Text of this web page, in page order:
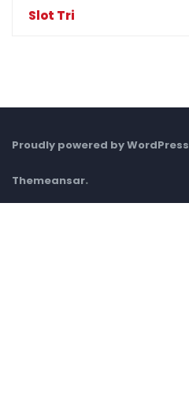
Slot Tri
Proudly powered by WordPress
Themeansar.